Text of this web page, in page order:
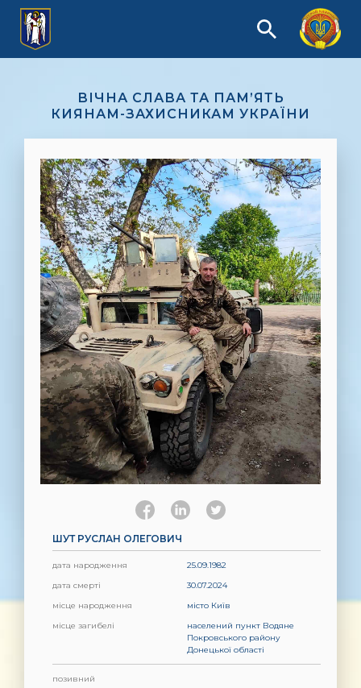
ВІЧНА СЛАВА ТА ПАМ’ЯТЬ
КИЯНАМ-ЗАХИСНИКАМ УКРАЇНИ
ШУТ РУСЛАН ОЛЕГОВИЧ
дата народження
25.09.1982
дата смерті
30.07.2024
місце народження
місто Київ
місце загибелі
населений пункт Водяне
Покровського району
Донецької області
позивний